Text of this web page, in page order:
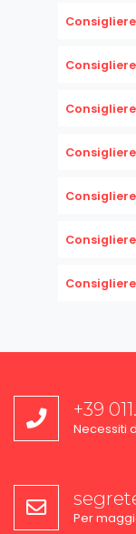
Consigliere
Consigliere
Consigliere
Consigliere
Consigliere
Consigliere
Consigliere
+39
Necessiti
Per